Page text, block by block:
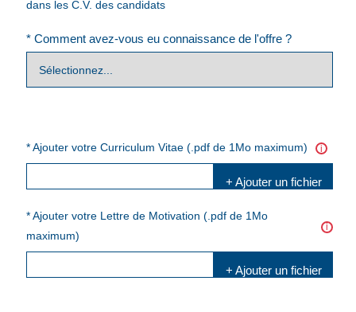
dans les C.V. des candidats
* Comment avez-vous eu connaissance de l'offre ?
* Ajouter votre Curriculum Vitae (.pdf de 1Mo maximum) i
+ Ajouter un fichier
* Ajouter votre Lettre de Motivation (.pdf de 1Mo
maximum)
i
+ Ajouter un fichier